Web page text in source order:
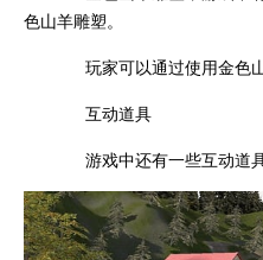
色山羊雕塑。
玩家可以通过使用金色山
互动道具
游戏中还有一些互动道具